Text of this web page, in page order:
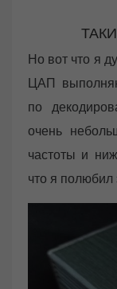
Но вот что я
ЦАП
по
очень
частоты и
что я полюбил